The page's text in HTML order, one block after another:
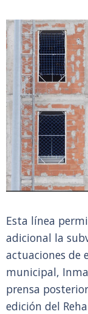
Esta línea
adicional la
actuaciones de
municipal,
prensa
edición del